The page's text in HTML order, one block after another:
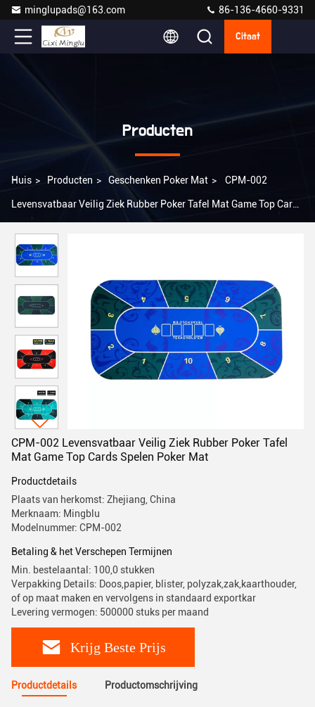
minglupads@163.com 86-136-4660-9331
Citaat
Producten
Huis > Producten > Geschenken Poker Mat > CPM-002
Levensvatbaar Veilig Ziek Rubber Poker Tafel Mat Game Top Cards
CPM-002 Levensvatbaar Veilig Ziek Rubber Poker Tafel
Mat Game Top Cards Spelen Poker Mat
Productdetails
Plaats van herkomst: Zhejiang, China
Merknaam: Mingblu
Modelnummer: CPM-002
Betaling & het Verschepen Termijnen
Min. bestelaantal: 100,0 stukken
Verpakking Details: Doos,papier, blister, polyzak,zak,kaarthouder,
of op maat maken en vervolgens in standaard exportkar
Levering vermogen: 500000 stuks per maand
Krijg Beste Prijs
Productdetails Productomschrijving